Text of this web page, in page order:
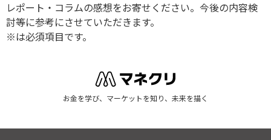
レポート・コラムの感想をお寄せください。今後の内容検
討等に参考にさせていただきます。
※は必須項目です。
お金を学び、マーケットを知り、未来を描く